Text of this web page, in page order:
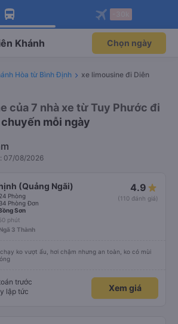
app Vexere ngay!
ưu đãi thành viên độc
Mở app
app Vexere
ghế khi đặt vé máy bay qua
Mở app
Khánh Chọn ngày
Hòa từ Bình Định
xe limousine đi Diên
của 7 nhà xe từ Tuy Phước đi
chuyến mỗi ngày
07/08/2026
(Quảng Ngãi)
Phòng
Phòng Đơn
4.9
(110 đánh giá)
Sơn
phút
3 Thành
ko vượt ẩu, hơi chậm nhưng an toàn, ko có mùi
trước
lập tức
Xem giá